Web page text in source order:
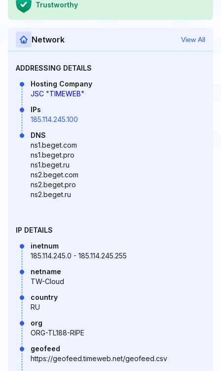
Trustworthy
Network View All
ADDRESSING DETAILS
Hosting Company
JSC "TIMEWEB"
IPs
185.114.245.100
DNS
ns1.beget.com
ns1.beget.pro
ns1.beget.ru
ns2.beget.com
ns2.beget.pro
ns2.beget.ru
IP DETAILS
inetnum
185.114.245.0 - 185.114.245.255
netname
TW-Cloud
country
RU
org
ORG-TL188-RIPE
geofeed
https://geofeed.timeweb.net/geofeed.csv